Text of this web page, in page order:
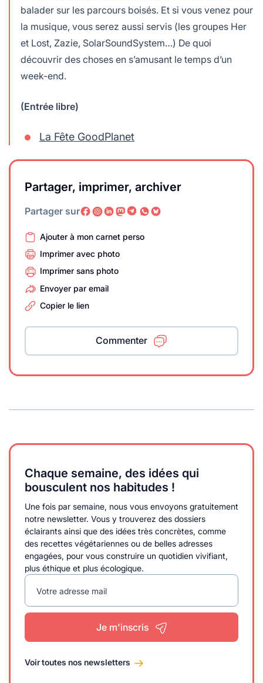
balader sur les parcours boisés. Et si vous venez pour
la musique, vous serez aussi servis (les groupes Her
et Lost, Zazie, SolarSoundSystem…) De quoi
découvrir des choses en s’amusant le temps d’un
week-end.
(Entrée libre)
La Fête GoodPlanet
Partager, imprimer, archiver
Partager sur
Ajouter à mon carnet perso
Imprimer avec photo
Imprimer sans photo
Envoyer par email
Copier le lien
Commenter
Chaque semaine, des idées qui
bousculent nos habitudes !
Une fois par semaine, nous vous envoyons gratuitement
notre newsletter. Vous y trouverez des dossiers
éclairants ainsi que des idées très concrètes, comme
des recettes végétariennes ou de belles adresses
engagées, pour vous construire un quotidien vivifiant,
plus éthique et plus écologique.
Votre adresse mail
Je m'inscris
Voir toutes nos newsletters